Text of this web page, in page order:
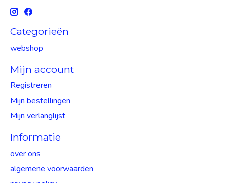
Categorieën
webshop
Mijn account
Registreren
Mijn bestellingen
Mijn verlanglijst
Informatie
over ons
algemene voorwaarden